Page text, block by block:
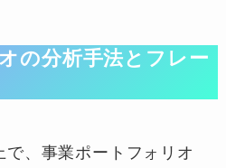
の分析手法とフレー
、事業ポートフォリオ